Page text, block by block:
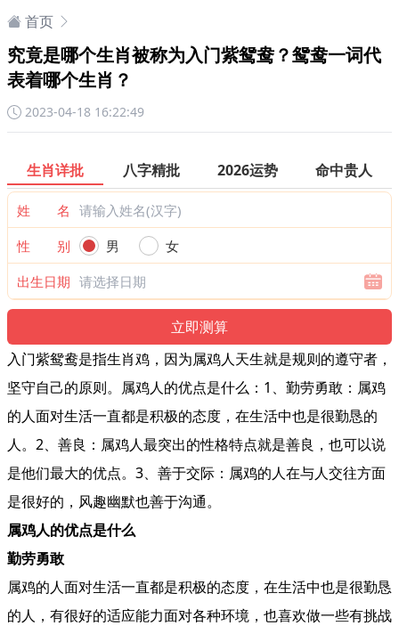
首页
究竟是哪个生肖被称为入门紫鸳鸯？鸳鸯一词代
表着哪个生肖？
2023-04-18 16:22:49
生肖详批 八字精批 2026运势 命中贵人
姓 名
性 别
男
女
出生日期
入门紫鸳鸯是指生肖鸡，因为属鸡人天生就是规则的遵守者，
坚守自己的原则。属鸡人的优点是什么：1、勤劳勇敢：属鸡
的人面对生活一直都是积极的态度，在生活中也是很勤恳的
人。2、善良：属鸡人最突出的性格特点就是善良，也可以说
是他们最大的优点。3、善于交际：属鸡的人在与人交往方面
是很好的，风趣幽默也善于沟通。
属鸡人的优点是什么
勤劳勇敢
属鸡的人面对生活一直都是积极的态度，在生活中也是很勤恳
的人，有很好的适应能力面对各种环境，也喜欢做一些有挑战